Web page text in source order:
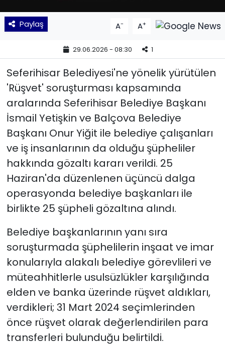
Paylaş A- A+
29.06.2026 - 08:30 1
Seferihisar Belediyesi'ne yönelik yürütülen
'Rüşvet' soruşturması kapsamında
aralarında Seferihisar Belediye Başkanı
İsmail Yetişkin ve Balçova Belediye
Başkanı Onur Yiğit ile belediye çalışanları
ve iş insanlarının da olduğu şüpheliler
hakkında gözaltı kararı verildi. 25
Haziran'da düzenlenen üçüncü dalga
operasyonda belediye başkanları ile
birlikte 25 şüpheli gözaltına alındı.
Belediye başkanlarının yanı sıra
soruşturmada şüphelilerin inşaat ve imar
konularıyla alakalı belediye görevlileri ve
müteahhitlerle usulsüzlükler karşılığında
elden ve banka üzerinde rüşvet aldıkları,
verdikleri; 31 Mart 2024 seçimlerinden
önce rüşvet olarak değerlendirilen para
transferleri bulunduğu belirtildi.
SPOR
Yaşam
YEREL POLİTİKA
YEREL YÖNETİMLER
Yurt